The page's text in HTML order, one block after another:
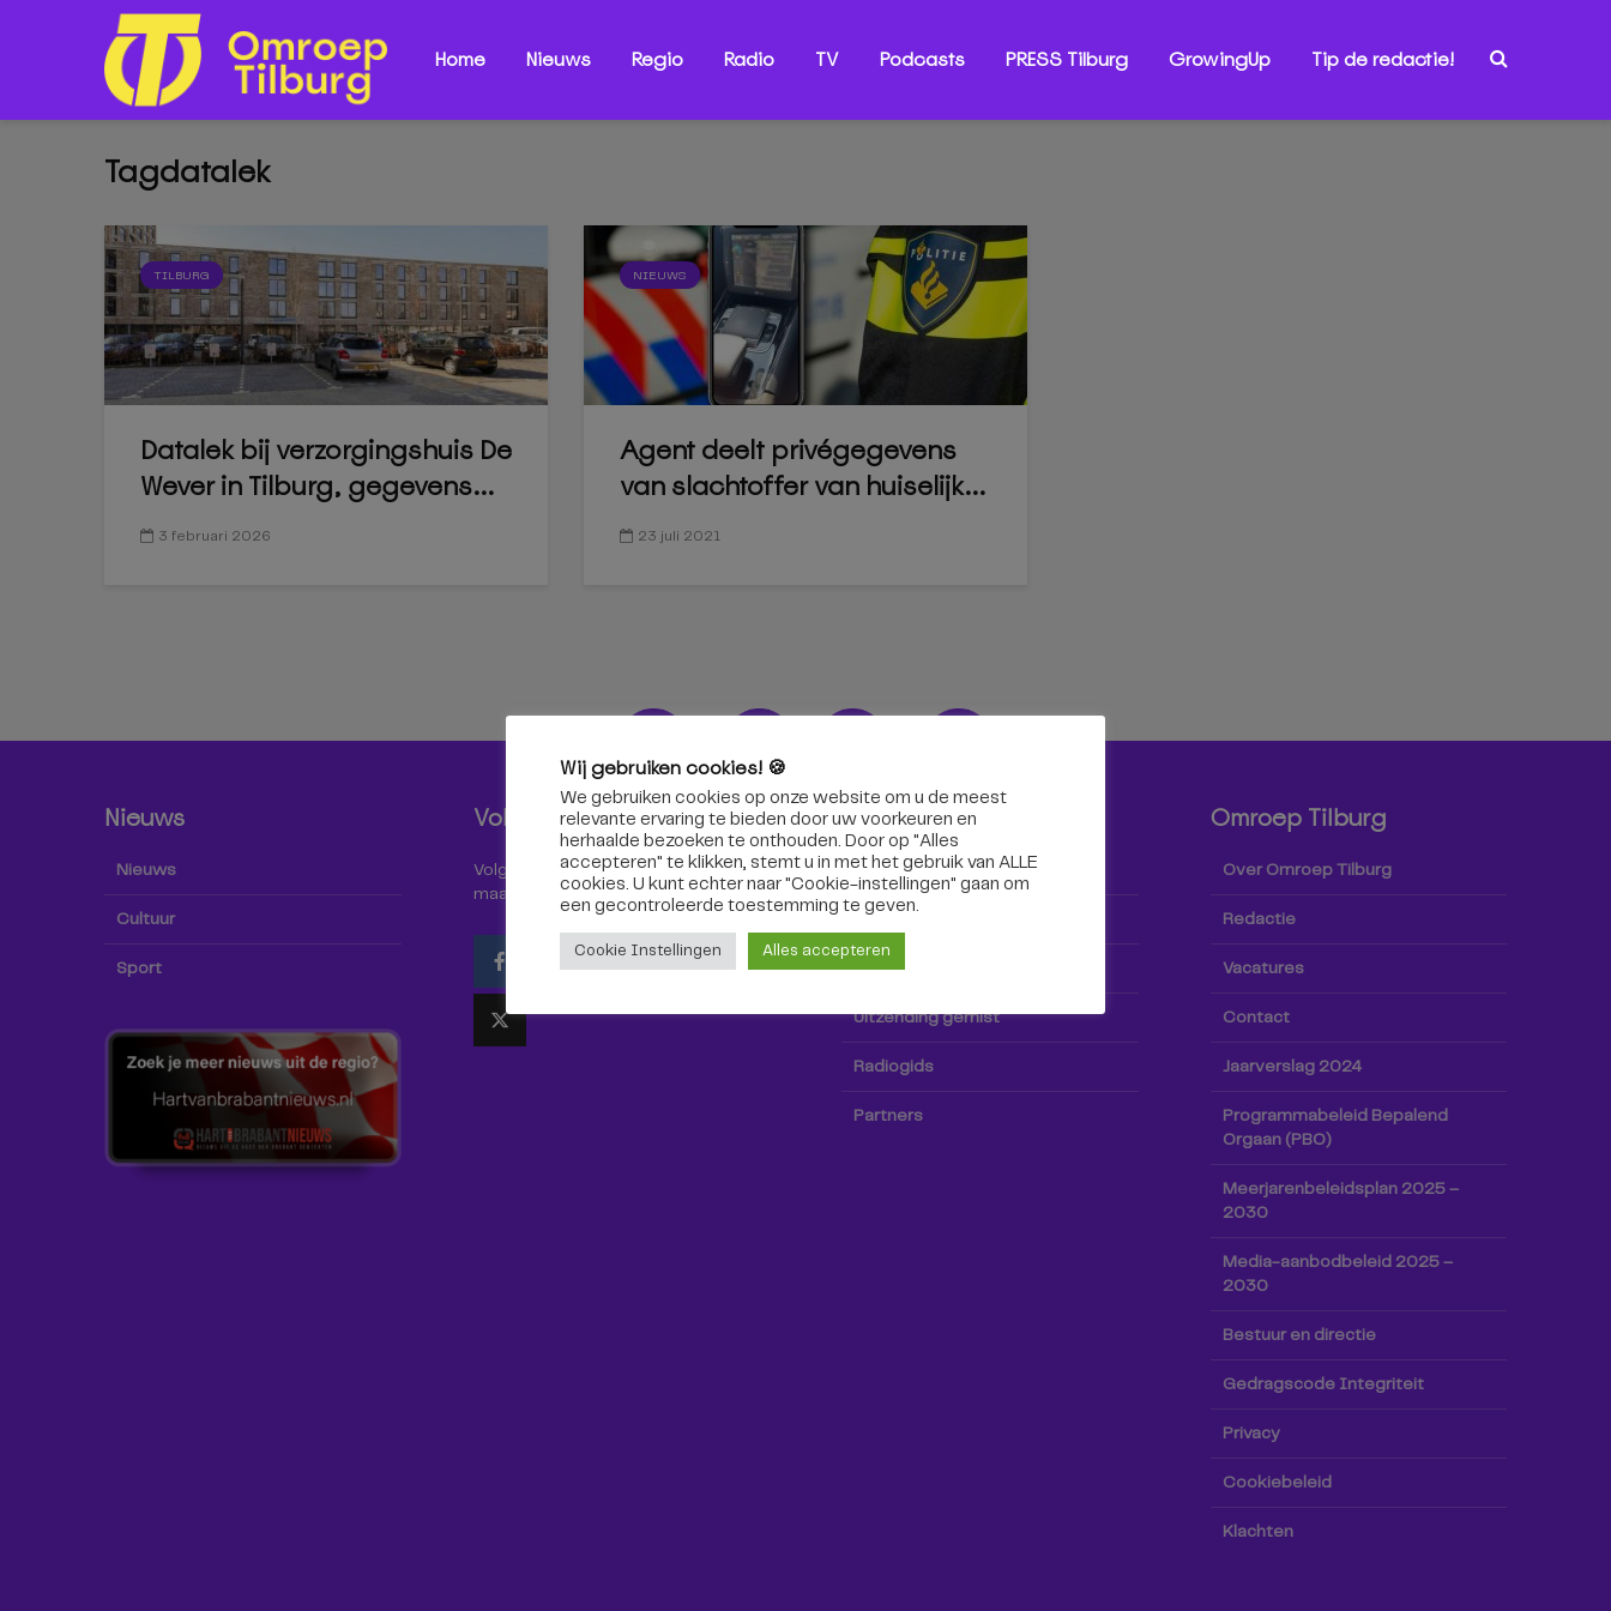
Home Nieuws Regio Radio TV Podcasts PRESS Tilburg GrowingUp Tip de redactie!
Tagdatalek
TILBURG
Datalek bij verzorgingshuis De
Wever in Tilburg, gegevens...
3 februari 2026
NIEUWS
Agent deelt privégegevens
van slachtoffer van huiselijk...
23 juli 2021
Nieuws
Nieuws
Cultuur
Sport
Volg ons!
Volg Omroep Tilburg niet alleen hier,
maar ook via social media!
Radio & TV
Kijk tv
Radio
TV-gids
Uitzending gemist
Radiogids
Partners
Omroep Tilburg
Over Omroep Tilburg
Redactie
Vacatures
Contact
Jaarverslag 2024
Programmabeleid Bepalend
Orgaan (PBO)
Meerjarenbeleidsplan 2025 –
2030
Media-aanbodbeleid 2025 –
2030
Bestuur en directie
Gedragscode Integriteit
Privacy
Cookiebeleid
Klachten
Wij gebruiken cookies! 🍪
We gebruiken cookies op onze website om u de meest
relevante ervaring te bieden door uw voorkeuren en
herhaalde bezoeken te onthouden. Door op "Alles
accepteren" te klikken, stemt u in met het gebruik van ALLE
cookies. U kunt echter naar "Cookie-instellingen" gaan om
een ​​gecontroleerde toestemming te geven.
Cookie Instellingen Alles accepteren